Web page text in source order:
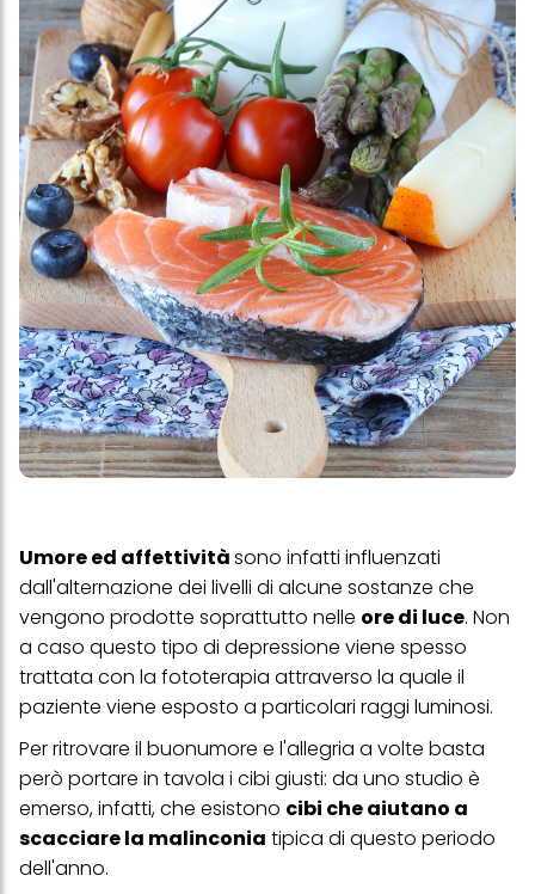
Umore ed affettivitàsono infatti influenzati
dall'alternazione dei livelli di alcune sostanze che
vengono prodotte soprattutto nelle ore di luce. Non
a caso questo tipo di depressione viene spesso
trattata con la fototerapia attraverso la quale il
paziente viene esposto a particolari raggi luminosi.
Per ritrovare il buonumore e l'allegria a volte basta
però portare in tavola i cibi giusti: da uno studio è
emerso, infatti, che esistono cibi che aiutano a
scacciare la malinconia tipica di questo periodo
dell'anno.